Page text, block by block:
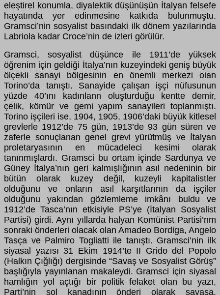
eleştirel konumla, diyalektik düşünüşün İtalyan felsefe
hayatında yer edinmesine katkıda bulunmuştu.
Gramsci’nin sosyalist basındaki ilk dönem yazılarında
Labriola kadar Croce’nin de izleri görülür.
Gramsci, sosyalist düşünce ile 1911’de yüksek
öğrenim için geldiği İtalya’nın kuzeyindeki geniş büyük
ölçekli sanayi bölgesinin en önemli merkezi oian
Torino’da tanıştı. Sanayide çalışan işçi nüfusunun
yüzde 40’ını kadınlann oluşturduğu kentte demir,
çelik, kömür ve gemi yapım sanayileri toplanmıştı.
Torino işçileri ise, 1904, 1905, 1906’daki büyük kitlesel
grevlerle 1912’de 75 gün, 1913’de 93 gün süren ve
zaferle sonuçlanan genel grevi yürütmüş ve İtalyan
proletaryasının en mücadeleci kesimi olarak
tanınmışlardı. Gramsci bu ortam içinde Sardunya ve
Güney İtalya’nın geri kalmışlığının asıl nedeninin bir
bütün olarak kuzey değil, kuzeyli kapitalistler
olduğunu ve onların asıl karşıtlarının da işçiler
olduğunu yakından gözlemleme imkânı buldu ve
1912’de Tasca’nın etkisiyle PS’ye (İtalyan Sosyalist
Partisi) girdi. Aynı yıllarda halyan Komünist Partisi’nm
sonraki önderleri olacak olan Amadeo Bordiga, Angelo
Tasça ve Palmiro Togliatti ile tanıştı. Gramsci’nin ilk
siyasal yazısı 31 Ekim 1914’te II Grido del Popolo
(Halkın Çığlığı) dergisinde “Savaş ve Sosyalist Görüş”
başlığıyla yayınlanan makaleydi. Gramsci için siyasal
hamlığın yol açtığı bir politik felaket olan bu yazı,
Parti’nin sol kanadının önderi olarak savaşa,